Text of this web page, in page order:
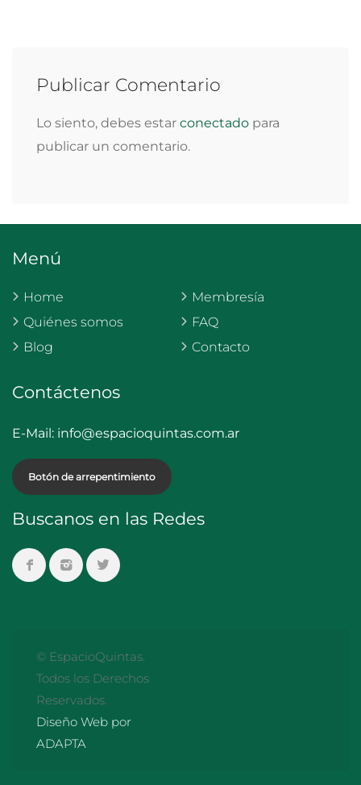
Publicar Comentario
Lo siento, debes estar conectado para
publicar un comentario.
Menú
Home
Quiénes somos
Blog
Membresía
FAQ
Contacto
Contáctenos
E-Mail: info@espacioquintas.com.ar
Botón de arrepentimiento
Buscanos en las Redes
© EspacioQuintas.
Todos los Derechos
Reservados.
Diseño Web por
ADAPTA